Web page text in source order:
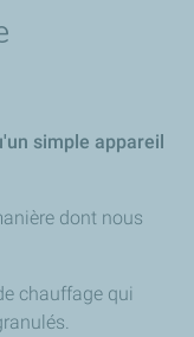
simple appareil
dont nous
chauffage qui